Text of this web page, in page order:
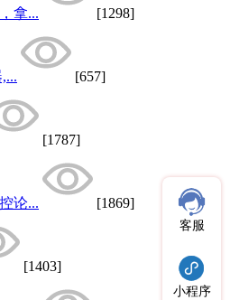
拿... [1298]
[657]
[1787]
论... [1869]
[1403]
客服
小程序